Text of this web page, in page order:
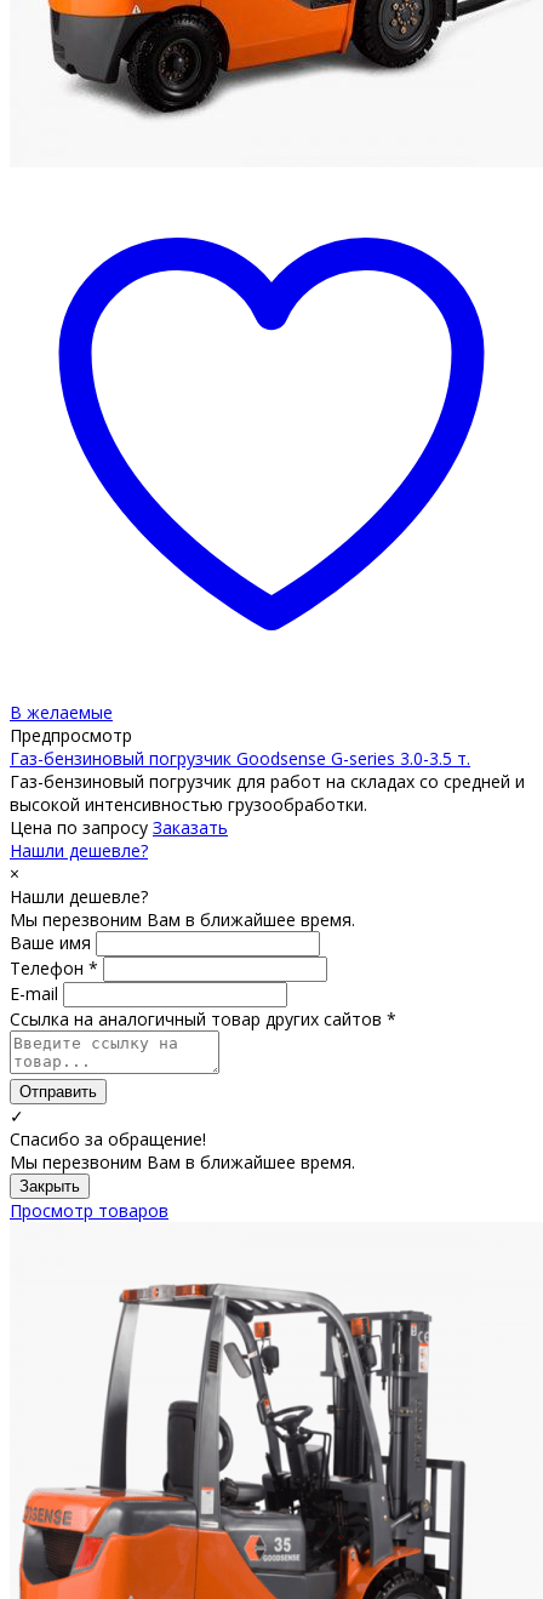
В желаемые
Предпросмотр
Газ-бензиновый погрузчик Goodsense G-series 3.0-3.5 т.
Газ-бензиновый погрузчик для работ на складах со средней и
высокой интенсивностью грузообработки.
Цена по запросу Заказать
Нашли дешевле?
×
Нашли дешевле?
Мы перезвоним Вам в ближайшее время.
Ваше имя
Телефон *
E-mail
Ссылка на аналогичный товар других сайтов *
Отправить
✓
Спасибо за обращение!
Мы перезвоним Вам в ближайшее время.
Закрыть
Просмотр товаров